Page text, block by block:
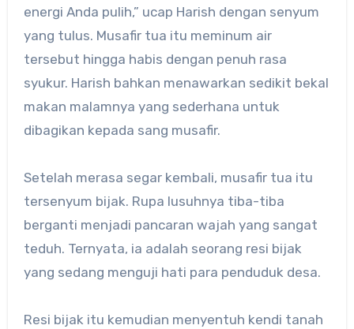
energi Anda pulih,” ucap Harish dengan senyum
yang tulus. Musafir tua itu meminum air
tersebut hingga habis dengan penuh rasa
syukur. Harish bahkan menawarkan sedikit bekal
makan malamnya yang sederhana untuk
dibagikan kepada sang musafir.
Setelah merasa segar kembali, musafir tua itu
tersenyum bijak. Rupa lusuhnya tiba-tiba
berganti menjadi pancaran wajah yang sangat
teduh. Ternyata, ia adalah seorang resi bijak
yang sedang menguji hati para penduduk desa.
Resi bijak itu kemudian menyentuh kendi tanah